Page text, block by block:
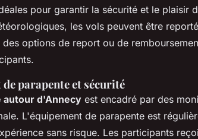
pour garantir la sécurité et le plaisir
les vols peuvent être
des options de report ou de
parapente et sécurité
autour d'Annecy est encadré par des
L'équipement de parapente est
sans risque. Les participants